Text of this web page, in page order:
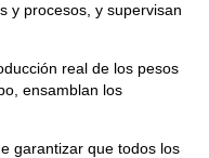
y procesos, y supervisan
real de los pesos
ensamblan los
garantizar que todos los